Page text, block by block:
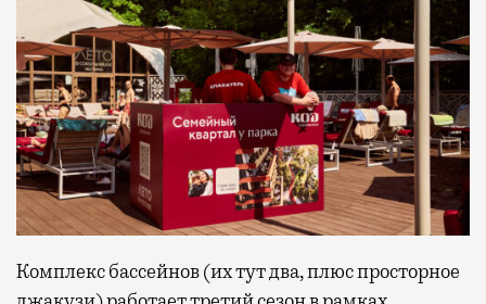
Комплекс бассейнов (их тут два, плюс просторное